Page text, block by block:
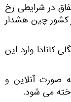
در شرایطی رخ
کشور چین هشدار
کانادا وارد این
صورت آنلاین و